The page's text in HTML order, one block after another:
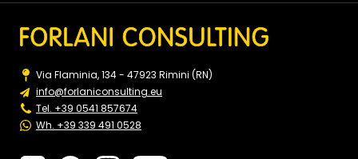
Via Flaminia, 134 - 47923 Rimini (RN)
info@forlaniconsulting.eu
Tel. +39 0541 857674
Wh. +39 339 491 0528